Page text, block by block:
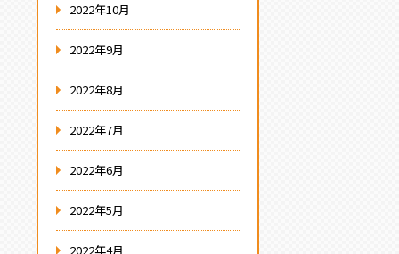
2022年10月
2022年9月
2022年8月
2022年7月
2022年6月
2022年5月
2022年4月